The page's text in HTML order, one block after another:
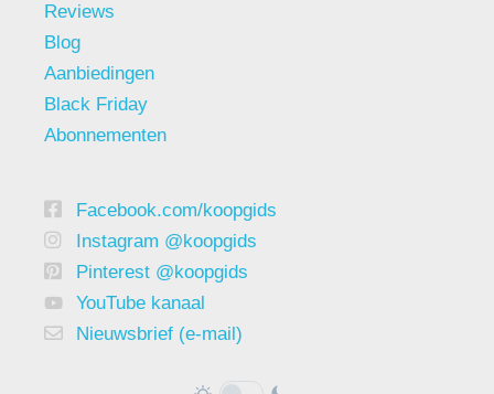
Reviews
Blog
Aanbiedingen
Black Friday
Abonnementen
Facebook.com/koopgids
Instagram @koopgids
Pinterest @koopgids
YouTube kanaal
Nieuwsbrief (e-mail)